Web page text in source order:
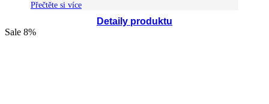
Detaily produktu
Přečtěte si více
Sale 8%